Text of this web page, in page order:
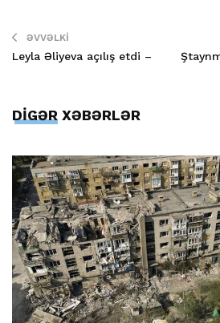
ƏVVƏLKI
Leyla Əliyeva açılış etdi –
DİGƏR XƏBƏRLƏR